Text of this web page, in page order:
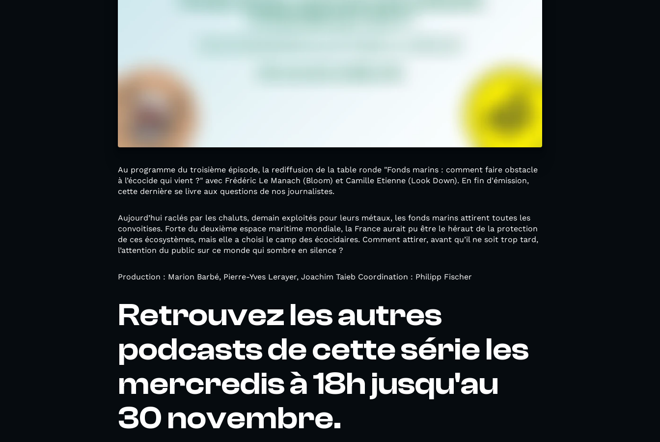
Au programme du troisième épisode, la rediffusion de la table ronde "Fonds marins : comment faire obstacle
à l’écocide qui vient ?" avec Frédéric Le Manach (Bloom) et Camille Etienne (Look Down). En fin d'émission,
cette dernière se livre aux questions de nos journalistes.
Aujourd’hui raclés par les chaluts, demain exploités pour leurs métaux, les fonds marins attirent toutes les
convoitises. Forte du deuxième espace maritime mondiale, la France aurait pu être le héraut de la protection
de ces écosystèmes, mais elle a choisi le camp des écocidaires. Comment attirer, avant qu’il ne soit trop tard,
l’attention du public sur ce monde qui sombre en silence ?
Production : Marion Barbé, Pierre-Yves Lerayer, Joachim Taieb Coordination : Philipp Fischer
Retrouvez les autres
podcasts de cette série les
mercredis à 18h jusqu'au
30 novembre.